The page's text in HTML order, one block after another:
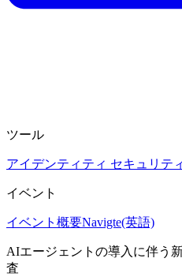
ツール
アイデンティティ セキュリテ
イベント
イベント概要Navigte(英語)
AIエージェントの導入に伴う
査